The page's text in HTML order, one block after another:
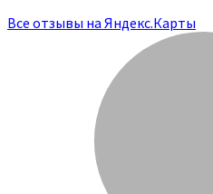
Все отзывы на Яндекс.Карты